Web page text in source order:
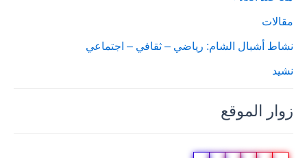
مقالات
نشاط أشبال الشام: رياضي – ثقافي – اجتماعي
نشيد
زوار الموقع